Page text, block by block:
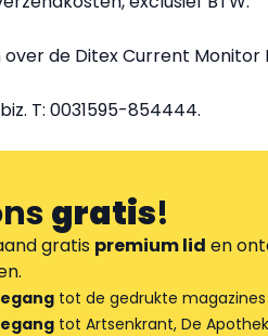
de Ditex Current
T: 0031595-854444.
gratis!
gratis premium lid en
tot de gedrukte magazines
tot Artsenkrant, De